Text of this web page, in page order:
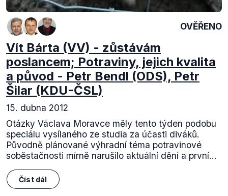
OVĚŘENO
Vít Bárta (VV) - zůstávám
poslancem; Potraviny, jejich kvalita
a původ - Petr Bendl (ODS), Petr
Šilar (KDU-ČSL)
15. dubna 2012
Otázky Václava Moravce měly tento týden podobu
speciálu vysílaného ze studia za účasti diváků.
Původně plánované výhradní téma potravinové
soběstačnosti mírně narušilo aktuální dění a první...
Číst dál